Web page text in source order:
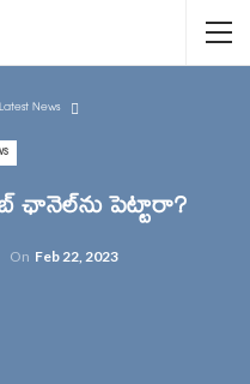
Latest News
ఛానెల్‌ను పెట్టారా?
On Feb 22, 2023